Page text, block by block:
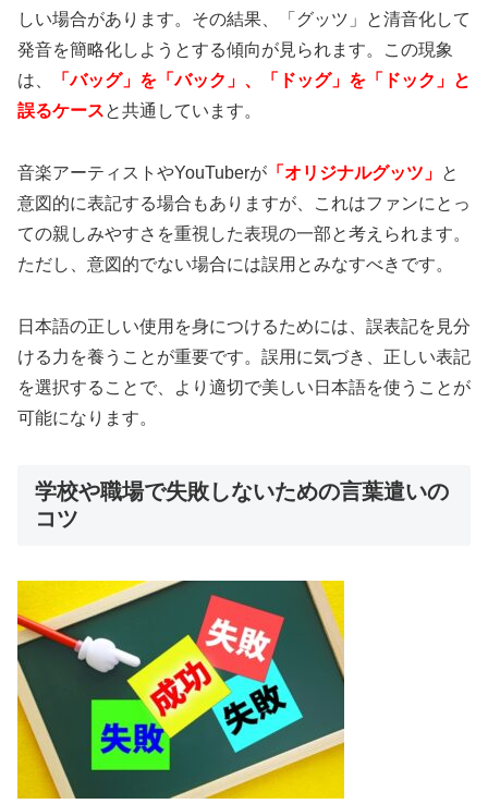
しい場合があります。その結果、「グッツ」と清音化して
発音を簡略化しようとする傾向が見られます。この現象
は、
「バッグ」を「バック」、「ドッグ」を「ドック」と
誤るケースと共通しています。
音楽アーティストやYouTuberが 「オリジナルグッツ」 と
意図的に表記する場合もありますが、これはファンにとっ
ての親しみやすさを重視した表現の一部と考えられます。
ただし、意図的でない場合には誤用とみなすべきです。
日本語の正しい使用を身につけるためには、誤表記を見分
ける力を養うことが重要です。誤用に気づき、正しい表記
を選択することで、より適切で美しい日本語を使うことが
可能になります。
学校や職場で失敗しないための言葉遣いの
コツ